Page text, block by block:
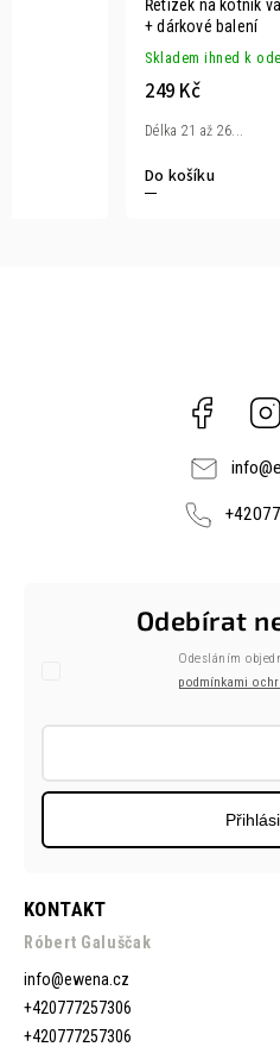
Řetízek na kotník
+ dárkové balení
Skladem ihned k
249 Kč
Do košíku
Délka 21 až 26...
Facebook
info@
KONTAKT
Róbert Galuščak
info@ewena.cz
+420777257306
+420777257306
Odebírat
Odesláním
podmínkami